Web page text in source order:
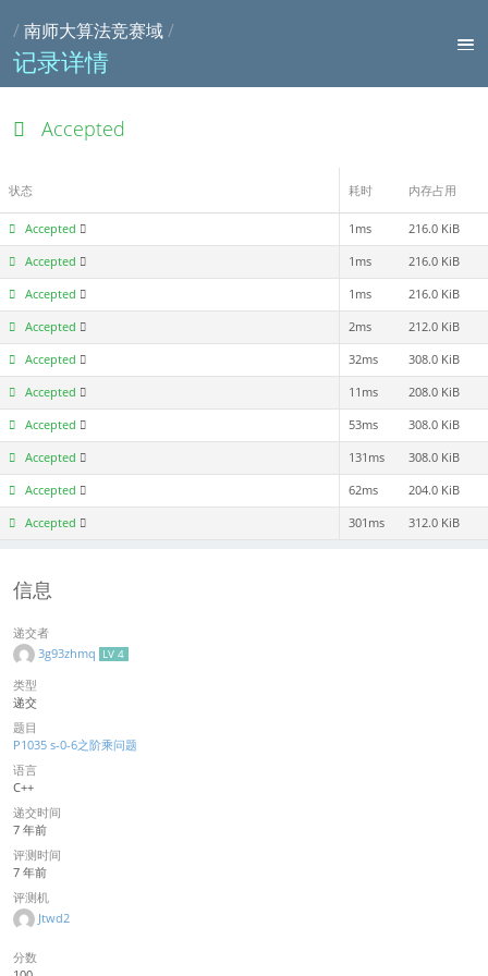
/南师大算法竞赛域/
记录详情
Accepted
状态 耗时 内存占用
Accepted 1ms 216.0 KiB
Accepted 1ms 216.0 KiB
Accepted 1ms 216.0 KiB
Accepted 2ms 212.0 KiB
Accepted 32ms 308.0 KiB
Accepted 11ms 208.0 KiB
Accepted 53ms 308.0 KiB
Accepted 131ms 308.0 KiB
Accepted 62ms 204.0 KiB
Accepted 301ms 312.0 KiB
信息
递交者
3g93zhmq LV 4
类型
递交
题目
P1035 s-0-6之阶乘问题
语言
C++
递交时间
7 年前
评测时间
7 年前
评测机
Jtwd2
分数